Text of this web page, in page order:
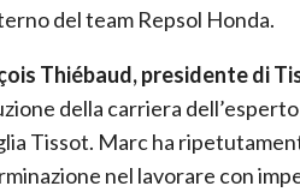
del team Repsol Honda.
Thiébaud, presidente di
della carriera
Tissot. Marc ha
nel lavorare con